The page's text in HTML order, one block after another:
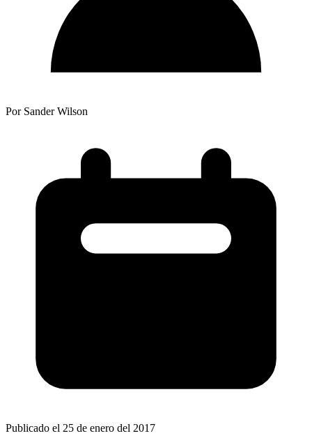
Por Sander Wilson
Publicado el 25 de enero del 2017